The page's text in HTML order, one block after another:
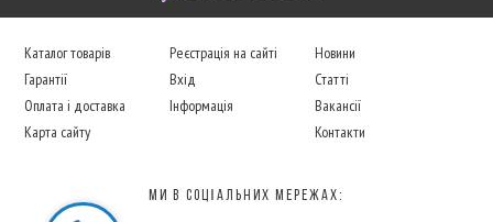
Каталог товарів
Гарантії
Оплата і доставка
Карта сайту
Реєстрація на сайті
Вхід
Інформація
Новини
Статті
Вакансії
Контакти
Ми в соцІальних мережах: